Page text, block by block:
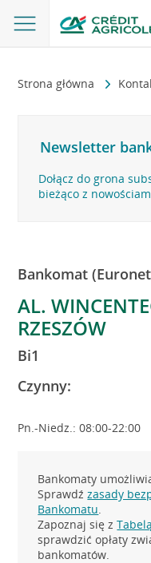
Strona główna
Newsletter
Dołącz do grona
bieżąco z
Bankomat
AL.
RZESZÓW
Bi1
Czynny:
Pn.-Niedz.: 08:00-22:00
Bankomaty
Sprawdźzasady
Bankomatu.
Zapoznaj się z
sprawdzić opłaty
bankomatów.